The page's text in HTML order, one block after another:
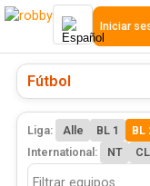
Iniciar
Fútbol
Liga: Alle BL 1 BL
International:
NT CL